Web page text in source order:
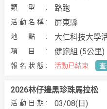
路跑
屏東縣
大仁科技大學
健跑組 (5公里)
活動已結束
03/08(日)
2026林仔邊黑珍珠馬拉松